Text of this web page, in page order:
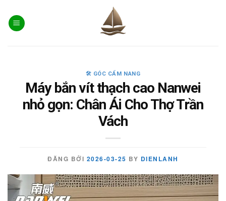
content
🛠️ GÓC CẨM NANG
Máy bắn vít thạch cao Nanwei
nhỏ gọn: Chân Ái Cho Thợ Trần
Vách
ĐĂNG BỞI 2026-03-25 BY DIENLANH